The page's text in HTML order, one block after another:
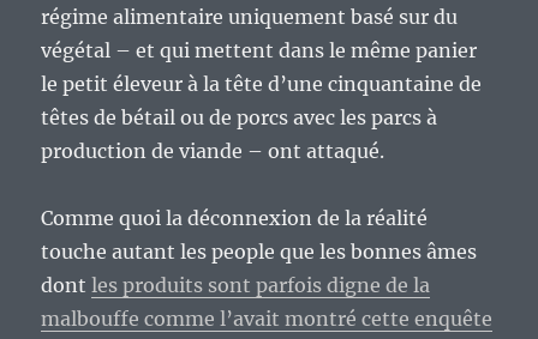
régime alimentaire uniquement basé sur du
végétal – et qui mettent dans le même panier
le petit éleveur à la tête d’une cinquantaine de
têtes de bétail ou de porcs avec les parcs à
production de viande – ont attaqué.
Comme quoi la déconnexion de la réalité
touche autant les people que les bonnes âmes
dontles produits sont parfois digne de la
malbouffe comme l’avait montré cette enquête